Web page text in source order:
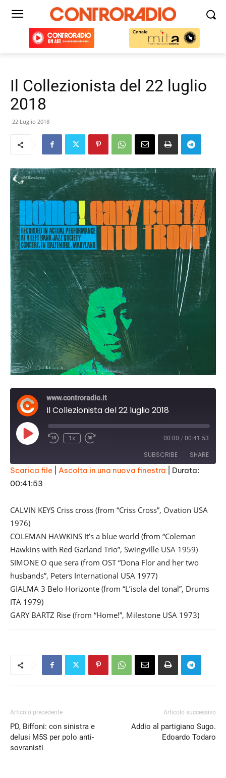
Il Collezionista del 22 luglio
2018
22 Luglio 2018
www.controradio.it
Il Collezionista del 22 luglio 2018
Play
Episode
1x 00:00 / 00:41:53
SUBSCRIBE SHARE
SHARE
LINK
EMBED
Scarica file Ascolta in una nuova finestra
Durata:
00:41:53
CALVIN KEYS Criss cross (from “Criss Cross”, Ovation USA
1976)
COLEMAN HAWKINS It’s a blue world (from “Coleman
Hawkins with Red Garland Trio”, Swingville USA 1959)
SIMONE O que sera (from OST “Dona Flor and her two
husbands”, Peters International USA 1977)
GIALMA 3 Belo Horizonte (from “L’isola del tonal”, Drums
ITA 1979)
GARY BARTZ Rise (from “Home!”, Milestone USA 1973)
Articolo precedente
PD, Biffoni: con sinistra e
delusi M5S per polo anti-
sovranisti
Articolo successivo
Addio al partigiano Sugo.
Edoardo Todaro